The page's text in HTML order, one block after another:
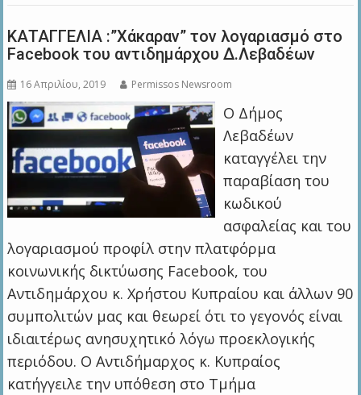
ΚΑΤΑΓΓΕΛΙΑ :”Xάκαραν” τον λογαριασμό στο
Facebook του αντιδημάρχου Δ.Λεβαδέων
16 Απριλίου, 2019 Permissos Newsroom
Ο Δήμος
Λεβαδέων
καταγγέλει την
παραβίαση του
κωδικού
ασφαλείας και του
λογαριασμού προφίλ στην πλατφόρμα
κοινωνικής δικτύωσης Facebook, του
Αντιδημάρχου κ. Χρήστου Κυπραίου και άλλων 90
συμπολιτών μας και θεωρεί ότι το γεγονός είναι
ιδιαιτέρως ανησυχητικό λόγω προεκλογικής
περιόδου. Ο Αντιδήμαρχος κ. Κυπραίος
κατήγγειλε την υπόθεση στο Τμήμα